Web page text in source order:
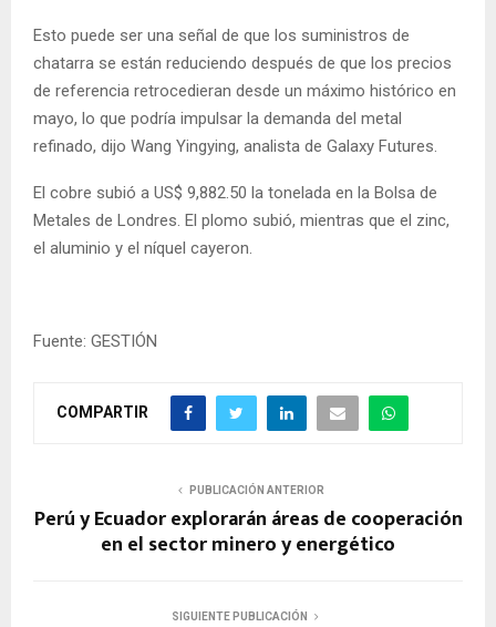
Esto puede ser una señal de que los suministros de
chatarra se están reduciendo después de que los precios
de referencia retrocedieran desde un máximo histórico en
mayo, lo que podría impulsar la demanda del metal
refinado, dijo Wang Yingying, analista de Galaxy Futures.
El cobre subió a US$ 9,882.50 la tonelada en la Bolsa de
Metales de Londres. El plomo subió, mientras que el zinc,
el aluminio y el níquel cayeron.
Fuente: GESTIÓN
COMPARTIR
PUBLICACIÓN ANTERIOR
Perú y Ecuador explorarán áreas de cooperación
en el sector minero y energético
SIGUIENTE PUBLICACIÓN